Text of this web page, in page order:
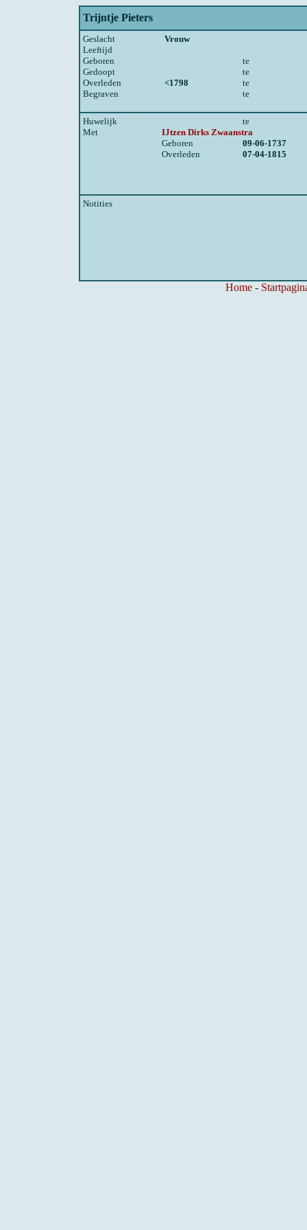
Trijntje Pieters
Geslacht
Vrouw
Leeftijd
Geboren
te
Gedoopt
te
Overleden
<1798
te
Begraven
te
Huwelijk
te
Met
IJtzen Dirks Zwaanstra
Geboren
09-06-1737
Overleden
07-04-1815
Notities
Home-